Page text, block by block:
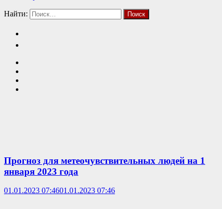
Найти:
Прогноз для метеочувствительных людей на 1
января 2023 года
01.01.2023 07:4601.01.2023 07:46